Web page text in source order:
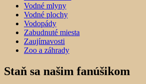
Vodné mlyny
Vodné plochy
Vodopády
Zabudnuté miesta
Zaujímavosti
Zoo a záhrady
Staň sa našim fanúšikom